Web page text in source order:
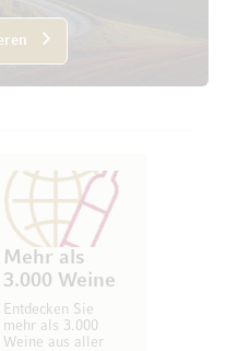
Mehr als
3.000 Weine
Entdecken Sie
mehr als 3.000
Weine aus aller